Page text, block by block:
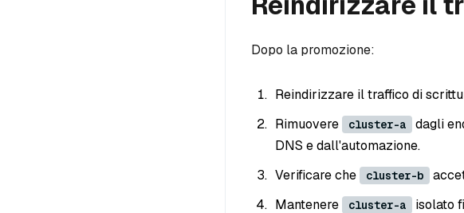
Dopo la promozione:
Reindirizzare il traffico di
Rimuovere
cluster-a
dagli
DNS e dall'automazione.
Verificare che
cluster-b
Mantenere
cluster-a isolato